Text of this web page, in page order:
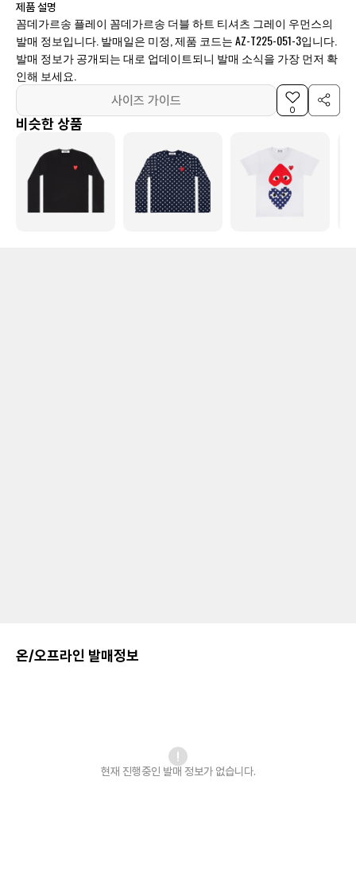
제품 설명
꼼데가르송 플레이 꼼데가르송 더블 하트 티셔츠 그레이 우먼스의
발매 정보입니다. 발매일은 미정, 제품 코드는 AZ-T225-051-3입니다.
발매 정보가 공개되는 대로 업데이트되니 발매 소식을 가장 먼저 확
인해 보세요.
사이즈 가이드
0
비슷한 상품
온/오프라인 발매정보
현재 진행중인 발매 정보가 없습니다.